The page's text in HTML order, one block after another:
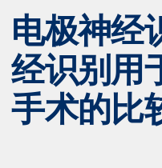
电极神经
经识别用
手术的比